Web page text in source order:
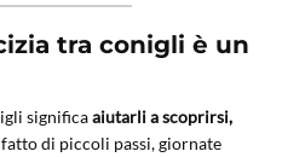
tra conigli è un
significaaiutarli a scoprirsi,
fatto di piccoli passi, giornate